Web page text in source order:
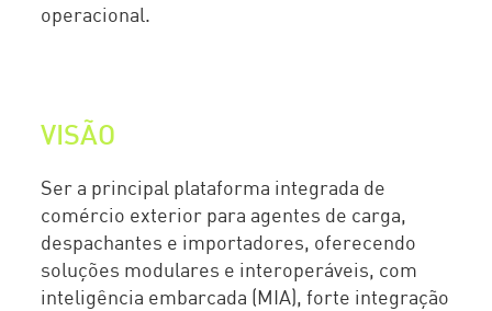
operacional.
VISÃO
Ser a principal plataforma integrada de
comércio exterior para agentes de carga,
despachantes e importadores, oferecendo
soluções modulares e interoperáveis, com
inteligência embarcada (MIA), forte integração